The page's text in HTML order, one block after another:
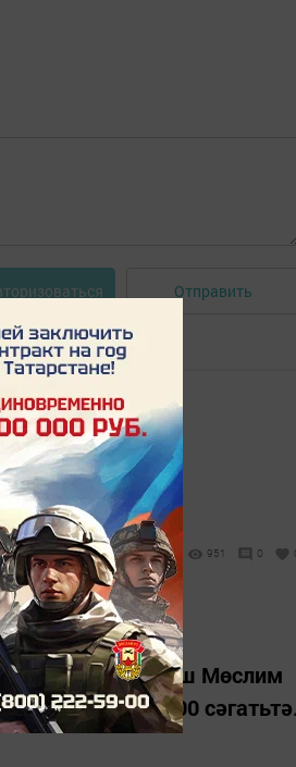
Отправить
951 0
чакырылыш Мөслим
Башлана 17.00